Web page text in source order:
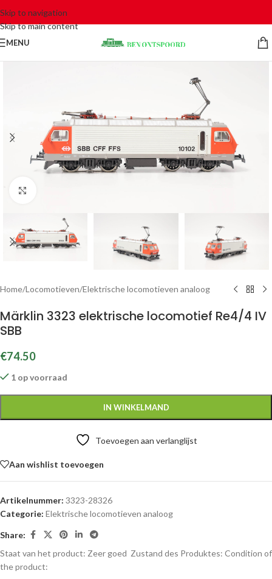
Skip to navigation
Skip to main content
MENU
Home/Locomotieven/Elektrische locomotieven analoog
Märklin 3323 elektrische locomotief Re4/4 IV
SBB
€74.50
1 op voorraad
IN WINKELMAND
Toevoegen aan verlanglijst
Aan wishlist toevoegen
Artikelnummer: 3323-28326
Categorie: Elektrische locomotieven analoog
Share:
Staat van het product: Zeer goed Zustand des Produktes: Condition of
the product: